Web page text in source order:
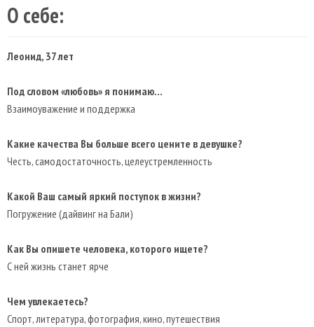
О себе:
Леонид, 37 лет
Под словом «любовь» я понимаю…
Взаимоуважение и поддержка
Какие качества Вы больше всего цените в девушке?
Честь, самодостаточность, целеустремленность
Какой Ваш самый яркий поступок в жизни?
Погружение (дайвинг на Бали)
Как Вы опишете человека, которого ищете?
С ней жизнь станет ярче
Чем увлекаетесь?
Спорт, литература, фотография, кино, путешествия